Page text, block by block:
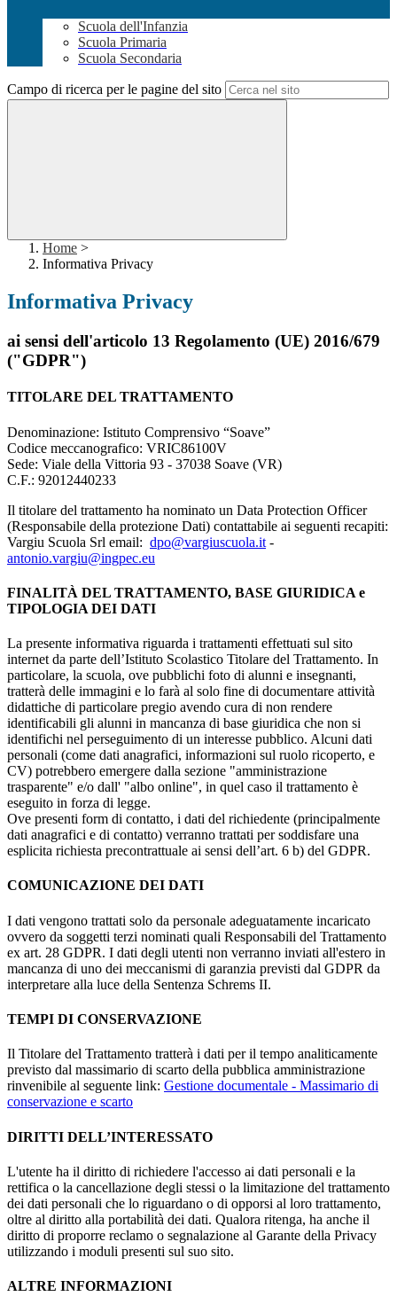
Scuola dell'Infanzia
Scuola Primaria
Scuola Secondaria
Campo di ricerca per le pagine del sito
Home >
Informativa Privacy
Informativa Privacy
ai sensi dell'articolo 13 Regolamento (UE) 2016/679
("GDPR")
TITOLARE DEL TRATTAMENTO
Denominazione: Istituto Comprensivo “Soave”
Codice meccanografico: VRIC86100V
Sede: Viale della Vittoria 93 - 37038 Soave (VR)
C.F.: 92012440233
Il titolare del trattamento ha nominato un Data Protection Officer
(Responsabile della protezione Dati) contattabile ai seguenti recapiti:
Vargiu Scuola Srl email: dpo@vargiuscuola.it -
antonio.vargiu@ingpec.eu
FINALITÀ DEL TRATTAMENTO, BASE GIURIDICA e
TIPOLOGIA DEI DATI
La presente informativa riguarda i trattamenti effettuati sul sito
internet da parte dell’Istituto Scolastico Titolare del Trattamento. In
particolare, la scuola, ove pubblichi foto di alunni e insegnanti,
tratterà delle immagini e lo farà al solo fine di documentare attività
didattiche di particolare pregio avendo cura di non rendere
identificabili gli alunni in mancanza di base giuridica che non si
identifichi nel perseguimento di un interesse pubblico. Alcuni dati
personali (come dati anagrafici, informazioni sul ruolo ricoperto, e
CV) potrebbero emergere dalla sezione "amministrazione
trasparente" e/o dall' "albo online", in quel caso il trattamento è
eseguito in forza di legge.
Ove presenti form di contatto, i dati del richiedente (principalmente
dati anagrafici e di contatto) verranno trattati per soddisfare una
esplicita richiesta precontrattuale ai sensi dell’art. 6 b) del GDPR.
COMUNICAZIONE DEI DATI
I dati vengono trattati solo da personale adeguatamente incaricato
ovvero da soggetti terzi nominati quali Responsabili del Trattamento
ex art. 28 GDPR. I dati degli utenti non verranno inviati all'estero in
mancanza di uno dei meccanismi di garanzia previsti dal GDPR da
interpretare alla luce della Sentenza Schrems II.
TEMPI DI CONSERVAZIONE
Il Titolare del Trattamento tratterà i dati per il tempo analiticamente
previsto dal massimario di scarto della pubblica amministrazione
rinvenibile al seguente link: Gestione documentale - Massimario di
conservazione e scarto
DIRITTI DELL’INTERESSATO
L'utente ha il diritto di richiedere l'accesso ai dati personali e la
rettifica o la cancellazione degli stessi o la limitazione del trattamento
dei dati personali che lo riguardano o di opporsi al loro trattamento,
oltre al diritto alla portabilità dei dati. Qualora ritenga, ha anche il
diritto di proporre reclamo o segnalazione al Garante della Privacy
utilizzando i moduli presenti sul suo sito.
ALTRE INFORMAZIONI